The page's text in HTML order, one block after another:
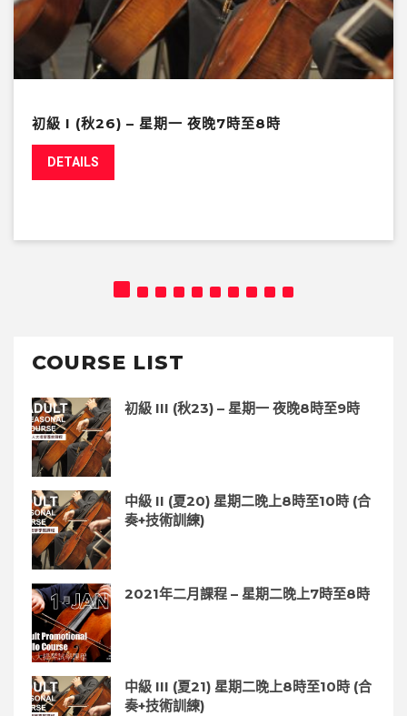
初級 I (秋26) – 星期一 夜晚7時至8時
DETAILS
COURSE LIST
初級 III (秋23) – 星期一 夜晚8時至9時
中級 II (夏20) 星期二晚上8時至10時 (合
奏+技術訓練)
2021年二月課程 – 星期二晚上7時至8時
中級 III (夏21) 星期二晚上8時至10時 (合
奏+技術訓練)